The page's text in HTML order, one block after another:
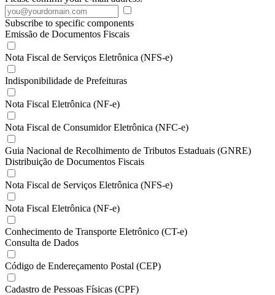
Subscribe to specific components
Emissão de Documentos Fiscais
Nota Fiscal de Serviços Eletrônica (NFS-e)
Indisponibilidade de Prefeituras
Nota Fiscal Eletrônica (NF-e)
Nota Fiscal de Consumidor Eletrônica (NFC-e)
Guia Nacional de Recolhimento de Tributos Estaduais (GNRE)
Distribuição de Documentos Fiscais
Nota Fiscal de Serviços Eletrônica (NFS-e)
Nota Fiscal Eletrônica (NF-e)
Conhecimento de Transporte Eletrônico (CT-e)
Consulta de Dados
Código de Endereçamento Postal (CEP)
Cadastro de Pessoas Físicas (CPF)